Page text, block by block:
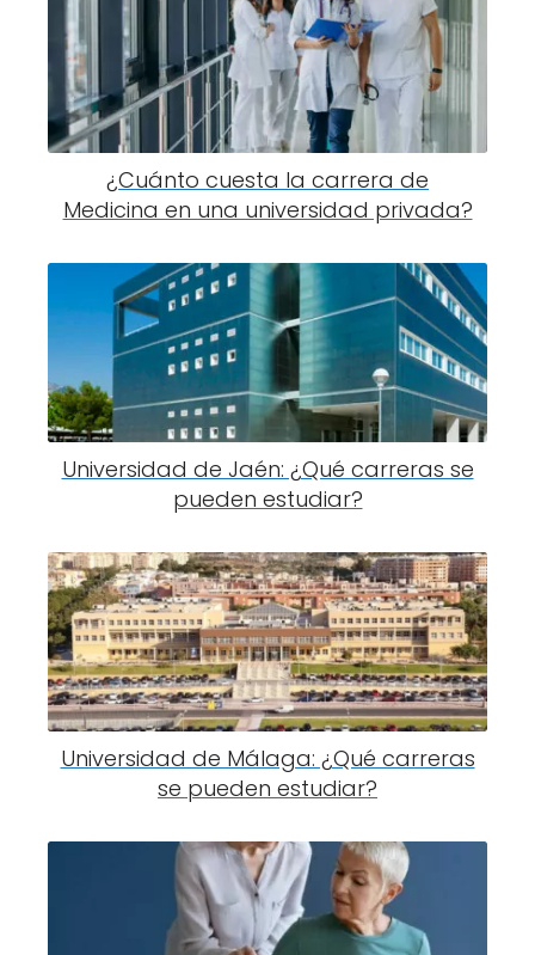
¿Cuánto cuesta la carrera de
Medicina en una universidad privada?
Universidad de Jaén: ¿Qué carreras se
pueden estudiar?
Universidad de Málaga: ¿Qué carreras
se pueden estudiar?